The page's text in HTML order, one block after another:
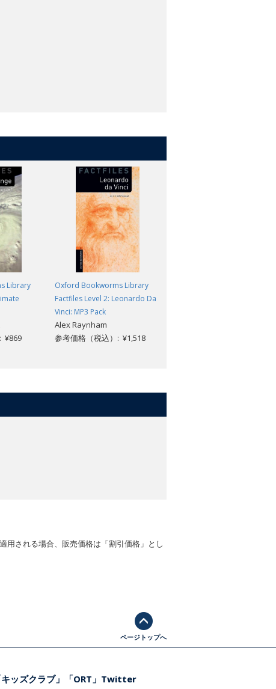
Library
¥869
Oxford Bookworms Library
Factfiles Level 2: Leonardo Da
Vinci: MP3 Pack
Alex Raynham
参考価格（税込）: ¥1,518
用される場合、販売価格は「割引価格」とし
ページトップへ
キッズクラブ」「ORT」Twitter